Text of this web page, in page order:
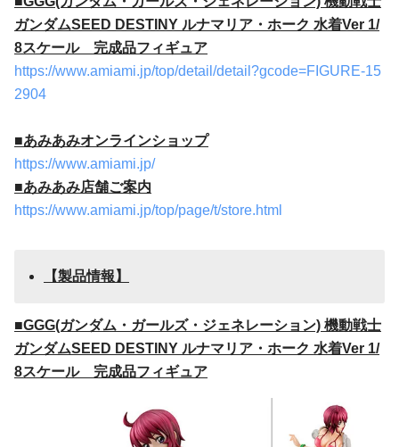
ガンダムSEED DESTINY ルナマリア・ホーク 水着Ver 1/
8スケール 完成品フィギュア
https://www.amiami.jp/top/detail/detail?gcode=FIGURE-15
2904
■あみあみオンラインショップ
https://www.amiami.jp/
■あみあみ店舗ご案内
https://www.amiami.jp/top/page/t/store.html
【製品情報】
■GGG(ガンダム・ガールズ・ジェネレーション) 機動戦士
ガンダムSEED DESTINY ルナマリア・ホーク 水着Ver 1/
8スケール 完成品フィギュア